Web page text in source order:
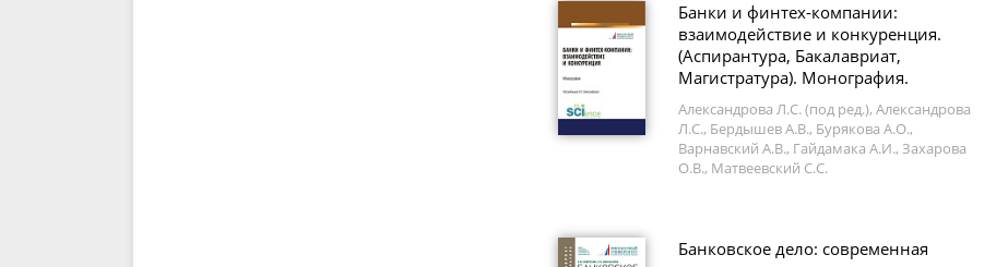
Банки и финтех-компании:
взаимодействие и конкуренция.
(Аспирантура, Бакалавриат,
Магистратура). Монография.
Александрова Л.С. (под ред.), Александрова
Л.С., Бердышев А.В., Бурякова А.О.,
Варнавский А.В., Гайдамака А.И., Захарова
О.В., Матвеевский С.С.
Банковское дело: современная